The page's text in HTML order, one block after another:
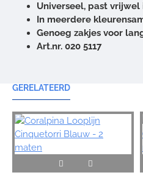
Universeel, past
In meerdere
Genoeg zakjes voor
Art.nr. 020 5117
GERELATEERD